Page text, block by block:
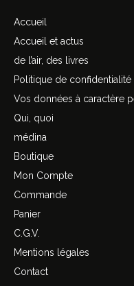
Accueil
Accueil et actus
de l’air, des livres
Politique de confidentialité
Vos données à caractère
Qui, quoi
médina
Boutique
Mon Compte
Commande
Panier
C.G.V.
Mentions légales
Contact